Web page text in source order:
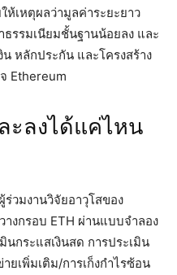
เหตุผลว่ามูลค่าระยะยาว
รรมเนียมชั้นฐานน้อยลง และ
หลักประกัน และโครงสร้าง
Ethereum
ะลงได้แค่ไหน
วมงานวิจัยอาวุโสของ
งกรอบ ETH ผ่านแบบจำลอง
กระแสเงินสด การประเมิน
ยเพิ่มเติม/การเก็งกำไรซ้อน